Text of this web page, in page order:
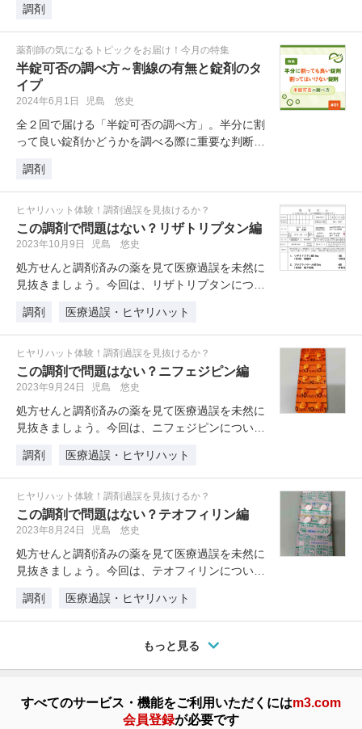
調剤
薬剤師の気になるトピックをお届け！今月の特集
半錠可否の調べ方～割線の有無と錠剤のタ
イプ
2024年6月1日 児島 悠史
全２回で届ける「半錠可否の調べ方」。半分に割
って良い錠剤かどうかを調べる際に重要な判断基
調剤
ヒヤリハット体験！調剤過誤を見抜けるか？
この調剤で問題はない？リザトリプタン編
2023年10月9日 児島 悠史
処方せんと調剤済みの薬を見て医療過誤を未然に
見抜きましょう。今回は、リザトリプタンについ
調剤
医療過誤・ヒヤリハット
ヒヤリハット体験！調剤過誤を見抜けるか？
この調剤で問題はない？ニフェジピン編
2023年9月24日 児島 悠史
処方せんと調剤済みの薬を見て医療過誤を未然に
見抜きましょう。今回は、ニフェジピンについて
調剤
医療過誤・ヒヤリハット
ヒヤリハット体験！調剤過誤を見抜けるか？
この調剤で問題はない？テオフィリン編
2023年8月24日 児島 悠史
処方せんと調剤済みの薬を見て医療過誤を未然に
見抜きましょう。今回は、テオフィリンについて
調剤
医療過誤・ヒヤリハット
もっと見る
すべてのサービス・機能をご利用いただくにはm3.com
会員登録が必要です